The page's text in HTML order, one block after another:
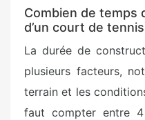
Combien de temps
d’un court de
La durée de
plusieurs facteurs,
terrain et les
faut compter entre